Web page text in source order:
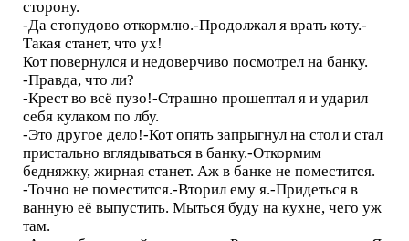
сторону.
-Да стопудово откормлю.-Продолжал я врать коту.-
Такая станет, что ух!
Кот повернулся и недоверчиво посмотрел на банку.
-Правда, что ли?
-Крест во всё пузо!-Страшно прошептал я и ударил
себя кулаком по лбу.
-Это другое дело!-Кот опять запрыгнул на стол и стал
пристально вглядываться в банку.-Откормим
бедняжку, жирная станет. Аж в банке не поместится.
-Точно не поместится.-Вторил ему я.-Придеться в
ванную её выпустить. Мыться буду на кухне, чего уж
там.